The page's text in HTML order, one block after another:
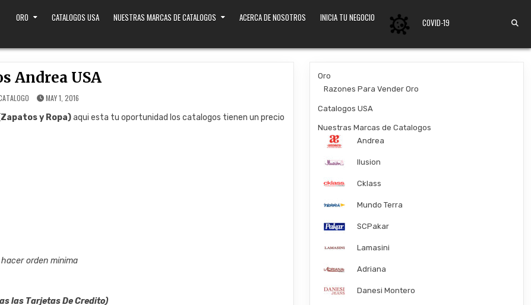
ORO CATALOGOS USA NUESTRAS MARCAS DE CATALOGOS ACERCA DE NOSOTROS INICIA TU NEGOCIO COVID-19
Andrea USA
MAY 1, 2016
y Ropa)aqui esta tu oportunidad los catalogos tienen un precio
orden minima
las Tarjetas De Credito)
Oro
Razones Para Vender Oro
Catalogos USA
Nuestras Marcas de Catalogos
Andrea
Ilusion
Cklass
Mundo Terra
SCPakar
Lamasini
Adriana
Danesi Montero